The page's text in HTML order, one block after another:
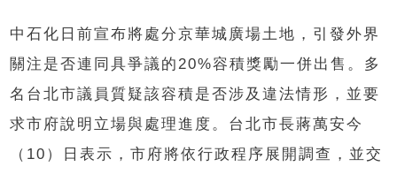
中石化日前宣布將處分京華城廣場土地，引發外界
關注是否連同具爭議的20%容積獎勵一併出售。多
名台北市議員質疑該容積是否涉及違法情形，並要
求市府說明立場與處理進度。台北市長蔣萬安今
（10）日表示，市府將依行政程序展開調查，並交